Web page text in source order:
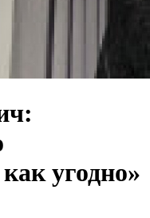
угодно»